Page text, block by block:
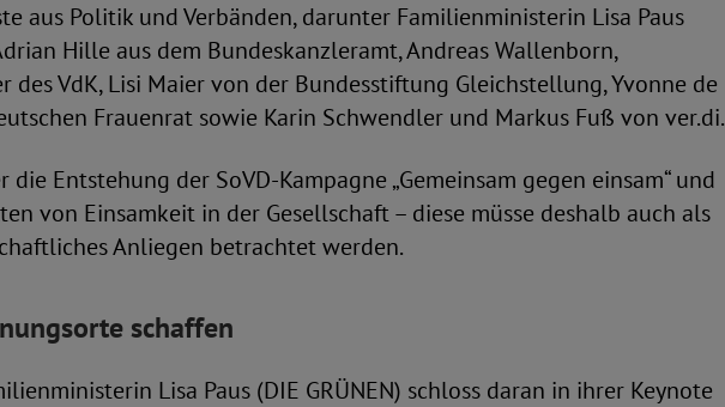
aus Politik und Verbänden, darunter Familienministerin Lisa Paus
Hille aus dem Bundeskanzleramt, Andreas Wallenborn,
des VdK, Lisi Maier von der Bundesstiftung Gleichstellung, Yvonne de
Frauenrat sowie Karin Schwendler und Markus Fuß von ver.di.
die Entstehung der SoVD-Kampagne „Gemeinsam gegen einsam“ und
von Einsamkeit in der Gesellschaft – diese müsse deshalb auch als
Anliegen betrachtet werden.
schaffen
Lisa Paus (DIE GRÜNEN) schloss daran in ihrer Keynote